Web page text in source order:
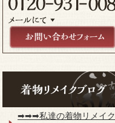
➡➡➡私達の着物リメイク